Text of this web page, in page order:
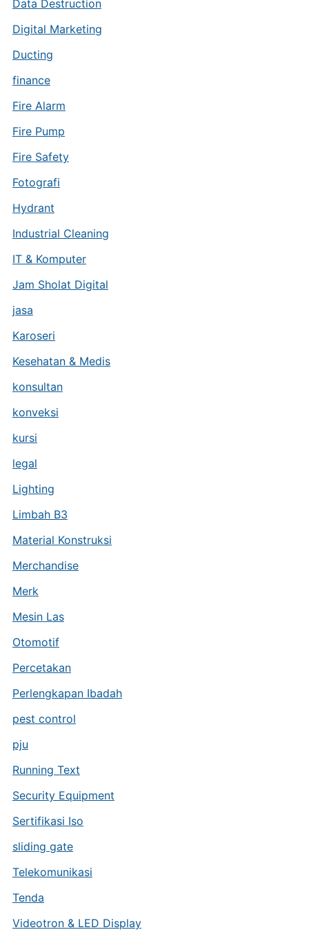
Data Destruction
Digital Marketing
Ducting
finance
Fire Alarm
Fire Pump
Fire Safety
Fotografi
Hydrant
Industrial Cleaning
IT & Komputer
Jam Sholat Digital
jasa
Karoseri
Kesehatan & Medis
konsultan
konveksi
kursi
legal
Lighting
Limbah B3
Material Konstruksi
Merchandise
Merk
Mesin Las
Otomotif
Percetakan
Perlengkapan Ibadah
pest control
pju
Running Text
Security Equipment
Sertifikasi Iso
sliding gate
Telekomunikasi
Tenda
Videotron & LED Display